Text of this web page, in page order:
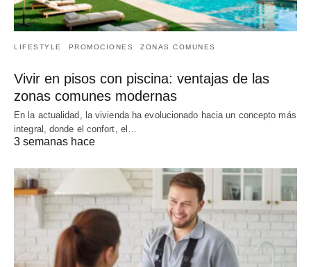
LIFESTYLE PROMOCIONES ZONAS COMUNES
Vivir en pisos con piscina: ventajas de las
zonas comunes modernas
En la actualidad, la vivienda ha evolucionado hacia un concepto más
integral, donde el confort, el…
3 semanas hace